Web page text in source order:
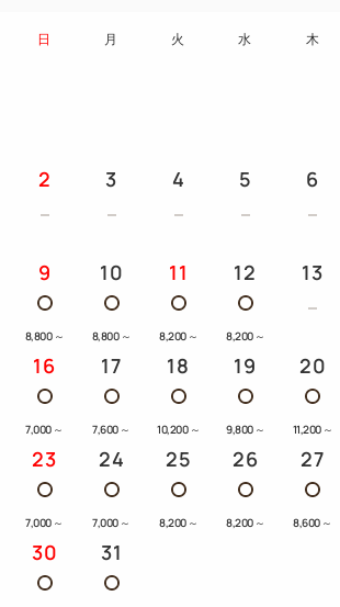
日 月 火 水 木
2 3 4 5 6
9
8,800 ～
10
8,800 ～
11
8,200 ～
12
8,200 ～
13
16
7,000 ～
17
7,600 ～
18
10,200 ～
19
9,800 ～
20
11,200 ～
23
7,000 ～
24
7,000 ～
25
8,200 ～
26
8,200 ～
27
8,600 ～
30 31